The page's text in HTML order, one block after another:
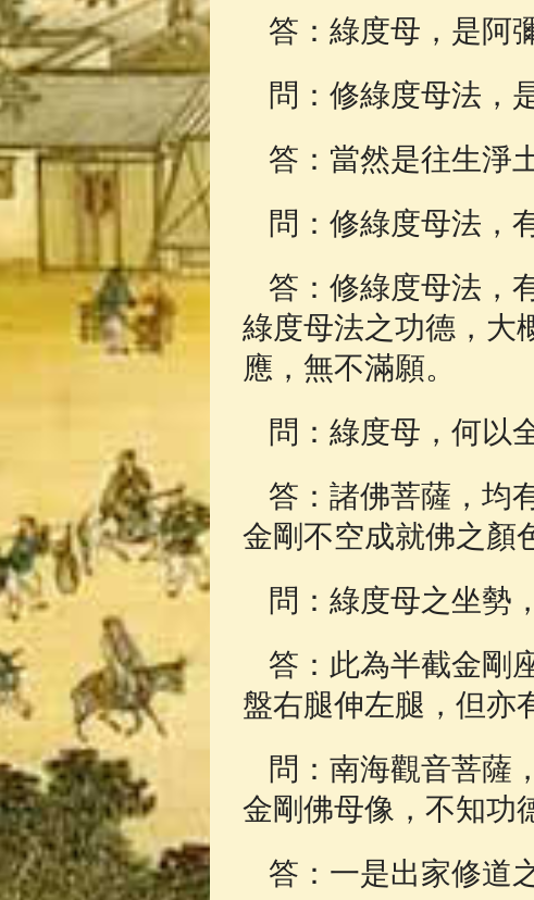
答：綠度母，是阿
問：修綠度母法，
答：當然是往生淨
問：修綠度母法，
答：修綠度母法，
綠度母法之功德，大
應，無不滿願。
問：綠度母，何以
答：諸佛菩薩，均
金剛不空成就佛之顏
問：綠度母之坐勢
答：此為半截金剛
盤右腿伸左腿，但亦
問：南海觀音菩薩
金剛佛母像，不知功
答：一是出家修道